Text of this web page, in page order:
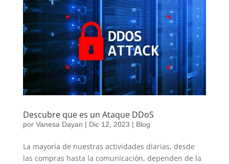
Descubre que es un Ataque DDoS
por Vanesa Dayan | Dic 12, 2023 | Blog
La mayoría de nuestras actividades diarias, desde
las compras hasta la comunicación, dependen de la